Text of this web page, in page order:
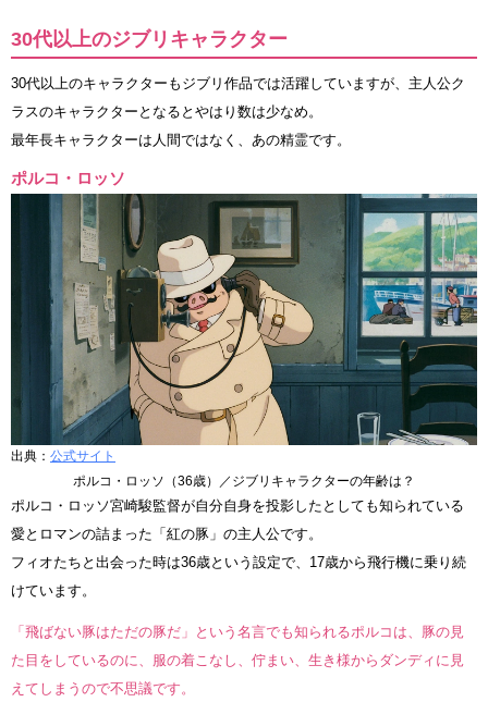
30代以上のジブリキャラクター
30代以上のキャラクターもジブリ作品では活躍していますが、主人公ク
ラスのキャラクターとなるとやはり数は少なめ。
最年長キャラクターは人間ではなく、あの精霊です。
ポルコ・ロッソ
出典： 公式サイト
ポルコ・ロッソ（36歳）／ジブリキャラクターの年齢は？
ポルコ・ロッソ宮崎駿監督が自分自身を投影したとしても知られている
愛とロマンの詰まった「紅の豚」の主人公です。
フィオたちと出会った時は36歳という設定で、17歳から飛行機に乗り続
けています。
「飛ばない豚はただの豚だ」という名言でも知られるポルコは、豚の見
た目をしているのに、服の着こなし、佇まい、生き様からダンディに見
えてしまうので不思議です。